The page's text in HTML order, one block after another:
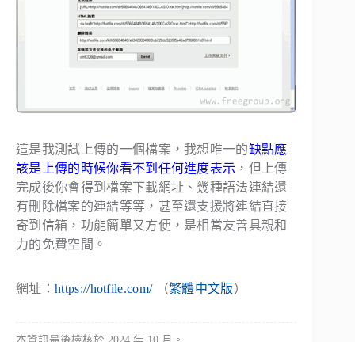
這是我測試上傳的一個檔案，我想唯一的缺點應
該是上傳的時候你看不到任何進度表示 ，但上傳
完成後你會得到檔案下載網址、幾種語法連結還
有刪除檔案的連結等等，甚至還支援將連結直接
寄到信箱，功能簡單又方便，是相當友善具親和
力的免費空間。
網址： https://hotfile.com/（繁體中文版）